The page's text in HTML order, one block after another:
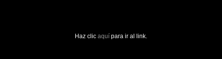
Haz clic aquí para ir al link.